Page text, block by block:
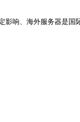
响、海外服务器是国